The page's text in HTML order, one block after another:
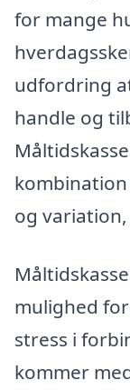
for mange
udfordring
handle og
og
mulighed
stress i
kommer